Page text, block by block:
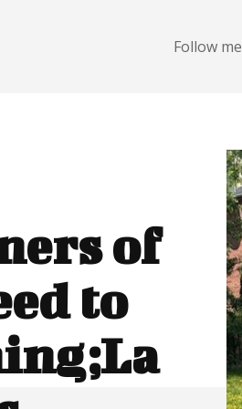
Follow me
of
to